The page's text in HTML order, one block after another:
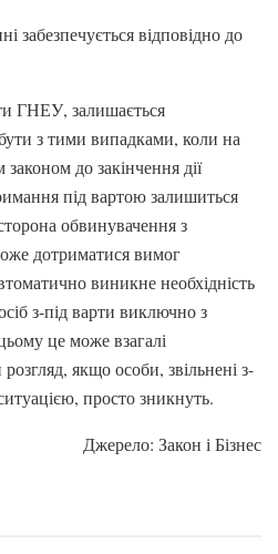
забезпечується відповідно до
ГНЕУ, залишається
з тими випадками, коли на
до закінчення дії
під вартою залишиться
обвинувачення з
дотриматися вимог
виникне необхідність
з-під варти виключно з
це може взагалі
якщо особи, звільнені з-
просто зникнуть.
Джерело: Закон і Бізнес